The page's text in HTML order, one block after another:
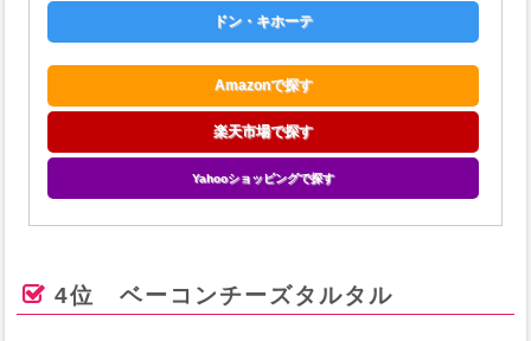
ドン・キホーテ
Amazonで探す
楽天市場で探す
Yahooショッピングで探す
4位 ベーコンチーズタルタル